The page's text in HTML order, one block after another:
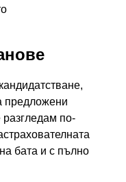
предложени
разгледам по-
бата и с пълно